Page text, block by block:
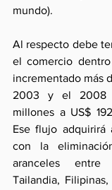
mundo).
Al respecto debe
el comercio
incrementado más
2003 y el 2008
millones a US$
Ese flujo adquirirá
con la
aranceles entre
Tailandia,